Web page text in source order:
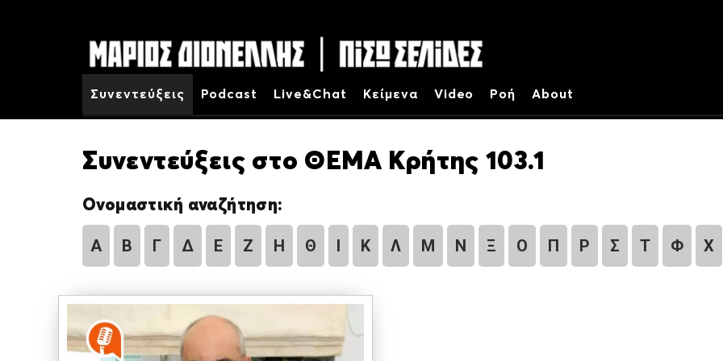
Συνεντεύξεις Podcast Live&Chat Κείμενα Video Ροή About
Συνεντεύξεις στο ΘΕΜΑ Κρήτης 103.1
Ονομαστική αναζήτηση:
Α Β Γ Δ Ε Ζ Η Θ Ι Κ Λ Μ Ν Ξ Ο Π Ρ Σ Τ Φ Χ